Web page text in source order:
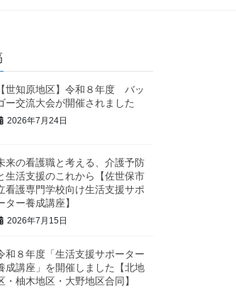
【世知原地区】令和８年度 バッ
ー交流大会が開催されました
2026年7月24日
来の看護職と考える、介護予防
生活支援のこれから【佐世保市
看護専門学校向け生活支援サポ
ター養成講座】
2026年7月15日
和８年度「生活支援サポーター
成講座」を開催しました【北地
・柚木地区・大野地区合同】